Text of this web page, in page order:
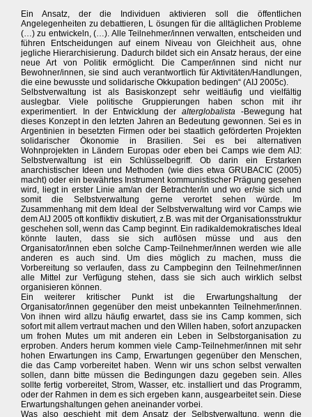
Ein Ansatz, der die Individuen aktivieren soll die öffentlichen
Angelegenheiten zu debattieren, L ösungen für die alltäglichen Probleme
(…) zu entwickeln, (…). Alle Teilnehmer/innen verwalten, entscheiden und
führen Entscheidungen auf einem Niveau von Gleichheit aus, ohne
jegliche Hierarchisierung. Dadurch bildet sich ein Ansatz heraus, der eine
neue Art von Politik ermöglicht. Die Camper/innen sind nicht nur
Bewohner/innen, sie sind auch verantwortlich für Aktivitäten/Handlungen,
die eine bewusste und solidarische Okkupation bedingen“ (AIJ 2005c).
Selbstverwaltung ist als Basiskonzept sehr weitläufig und vielfältig
auslegbar. Viele politische Gruppierungen haben schon mit ihr
experimentiert. In der Entwicklung der alterglobalista -Bewegung hat
dieses Konzept in den letzten Jahren an Bedeutung gewonnen. Sei es in
Argentinien in besetzten Firmen oder bei staatlich geförderten Projekten
solidarischer Ökonomie in Brasilien. Sei es bei alternativen
Wohnprojekten in Ländern Europas oder eben bei Camps wie dem AIJ:
Selbstverwaltung ist ein Schlüsselbegriff. Ob darin ein Erstarken
anarchistischer Ideen und Methoden (wie dies etwa GRUBACIC (2005)
macht) oder ein bewährtes Instrument kommunistischer Prägung gesehen
wird, liegt in erster Linie am/an der Betrachter/in und wo er/sie sich und
somit die Selbstverwaltung gerne verortet sehen würde. Im
Zusammenhang mit dem Ideal der Selbstverwaltung wird vor Camps wie
dem AIJ 2005 oft konfliktiv diskutiert, z.B. was mit der Organisationsstruktur
geschehen soll, wenn das Camp beginnt. Ein radikaldemokratisches Ideal
könnte lauten, dass sie sich auflösen müsse und aus den
Organisator/innen eben solche Camp-Teilnehmer/innen werden wie alle
anderen es auch sind. Um dies möglich zu machen, muss die
Vorbereitung so verlaufen, dass zu Campbeginn den Teilnehmer/innen
alle Mittel zur Verfügung stehen, dass sie sich auch wirklich selbst
organisieren können.
Ein weiterer kritischer Punkt ist die Erwartungshaltung der
Organisator/innen gegenüber den meist unbekannten Teilnehmer/innen.
Von ihnen wird allzu häufig erwartet, dass sie ins Camp kommen, sich
sofort mit allem vertraut machen und den Willen haben, sofort anzupacken
um frohen Mutes um mit anderen ein Leben in Selbstorganisation zu
erproben. Anders herum kommen viele Camp-Teilnehmer/innen mit sehr
hohen Erwartungen ins Camp, Erwartungen gegenüber den Menschen,
die das Camp vorbereitet haben. Wenn wir uns schon selbst verwalten
sollen, dann bitte müssen die Bedingungen dazu gegeben sein. Alles
sollte fertig vorbereitet, Strom, Wasser, etc. installiert und das Programm,
oder der Rahmen in dem es sich ergeben kann, ausgearbeitet sein. Diese
Erwartungshaltungen gehen aneinander vorbei.
Was also geschieht mit dem Ansatz der Selbstverwaltung, wenn die